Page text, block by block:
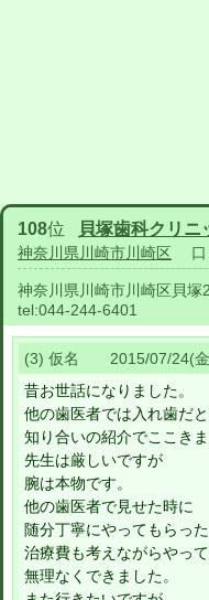
108位 貝塚歯科クリニ
神奈川県川崎市川崎区 口
神奈川県川崎市川崎区貝
tel:044-244-6401
(3) 仮名 2015/07/24(
昔お世話になりました。
他の歯医者では入れ歯だ
知り合いの紹介でここきま
先生は厳しいですが
腕は本物です。
他の歯医者で見せた時に
随分丁寧にやってもらっ
治療費も考えながらやっ
無理なくできました。